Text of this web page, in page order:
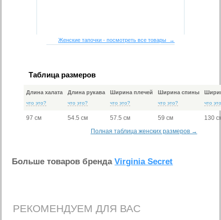
Женские тапочки - посмотреть все товары →
Таблица размеров
Длина халата
что это?
Длина рукава
что это?
Ширина плечей
что это?
Ширина спины
что это? что
97 см 54.5 см 57.5 см 59 см
130
Полная таблица женских размеров →
Больше товаров брендаVirginia Secret
РЕКОМЕНДУЕМ ДЛЯ ВАС